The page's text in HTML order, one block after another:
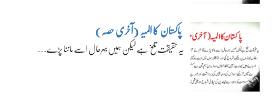
پاکستان کا المیہ (آخری حصہ)
یہ حقیقت تلخ ہے لیکن ہمیں بہرحال اسے ماننا پڑے…